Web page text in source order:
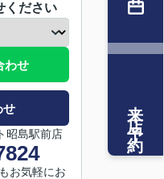
ください
わせ
せ
昭島駅前店
お気軽にお
来店予約